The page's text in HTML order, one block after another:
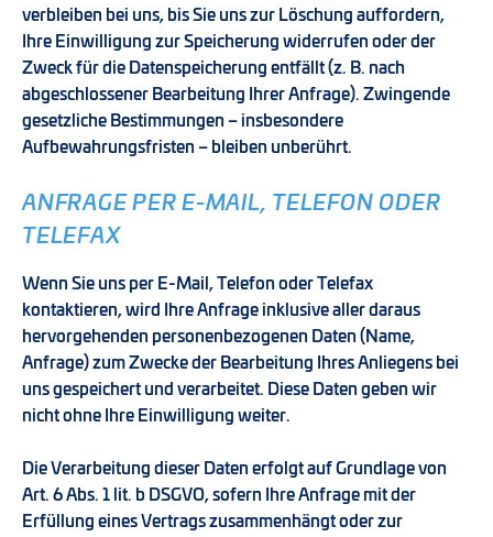
verbleiben bei uns, bis Sie uns zur Löschung auffordern,
Ihre Einwilligung zur Speicherung widerrufen oder der
Zweck für die Datenspeicherung entfällt (z. B. nach
abgeschlossener Bearbeitung Ihrer Anfrage). Zwingende
gesetzliche Bestimmungen – insbesondere
Aufbewahrungsfristen – bleiben unberührt.
ANFRAGE PER E-MAIL, TELEFON ODER
TELEFAX
Wenn Sie uns per E-Mail, Telefon oder Telefax
kontaktieren, wird Ihre Anfrage inklusive aller daraus
hervorgehenden personenbezogenen Daten (Name,
Anfrage) zum Zwecke der Bearbeitung Ihres Anliegens bei
uns gespeichert und verarbeitet. Diese Daten geben wir
nicht ohne Ihre Einwilligung weiter.
Die Verarbeitung dieser Daten erfolgt auf Grundlage von
Art. 6 Abs. 1 lit. b DSGVO, sofern Ihre Anfrage mit der
Erfüllung eines Vertrags zusammenhängt oder zur